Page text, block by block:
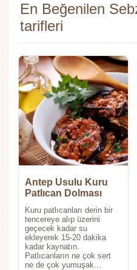
En Beğenilen
tarifleri
Antep Usulu Kuru
Patlıcan Dolması
Kuru patlıcanları derin bir
tencereye alıp üzerini
geçecek kadar su
ekleyerek 15-20 dakika
kadar kaynatın.
Patlıcanların ne çok sert
ne de çok yumuşak...